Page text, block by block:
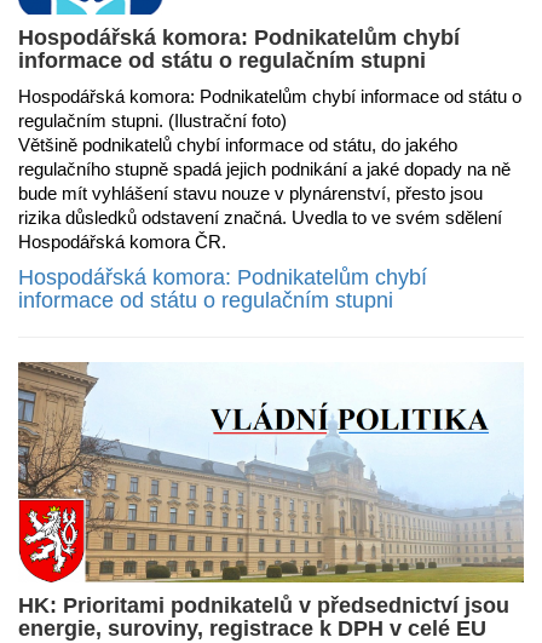
Hospodářská komora: Podnikatelům chybí
informace od státu o regulačním stupni
Hospodářská komora: Podnikatelům chybí informace od státu o
regulačním stupni. (Ilustrační foto)
Většině podnikatelů chybí informace od státu, do jakého
regulačního stupně spadá jejich podnikání a jaké dopady na ně
bude mít vyhlášení stavu nouze v plynárenství, přesto jsou
rizika důsledků odstavení značná. Uvedla to ve svém sdělení
Hospodářská komora ČR.
Hospodářská komora: Podnikatelům chybí
informace od státu o regulačním stupni
HK: Prioritami podnikatelů v předsednictví jsou
energie, suroviny, registrace k DPH v celé EU